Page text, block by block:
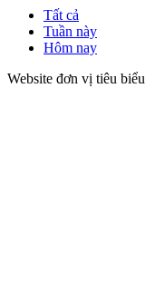
Tất cả
Tuần này
Hôm nay
Website đơn vị tiêu biểu